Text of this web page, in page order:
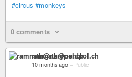
#circus #monkeys
0 comments
ramnath@nerdpol.ch
10 months ago – Public